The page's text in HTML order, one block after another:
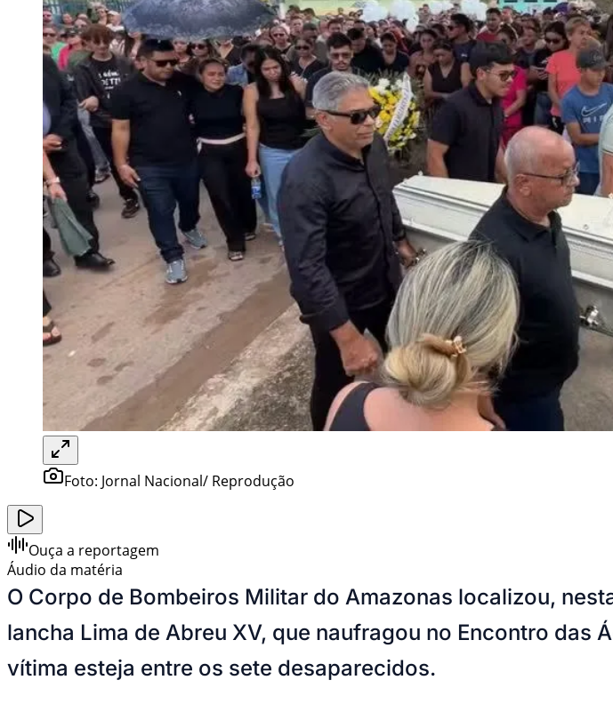
Foto: Jornal Nacional/ Reprodução
Ouça a reportagem
Áudio da matéria
O Corpo de Bombeiros Militar do Amazonas localizou,
lancha Lima de Abreu XV, que naufragou no Encontro das
vítima esteja entre os sete desaparecidos.